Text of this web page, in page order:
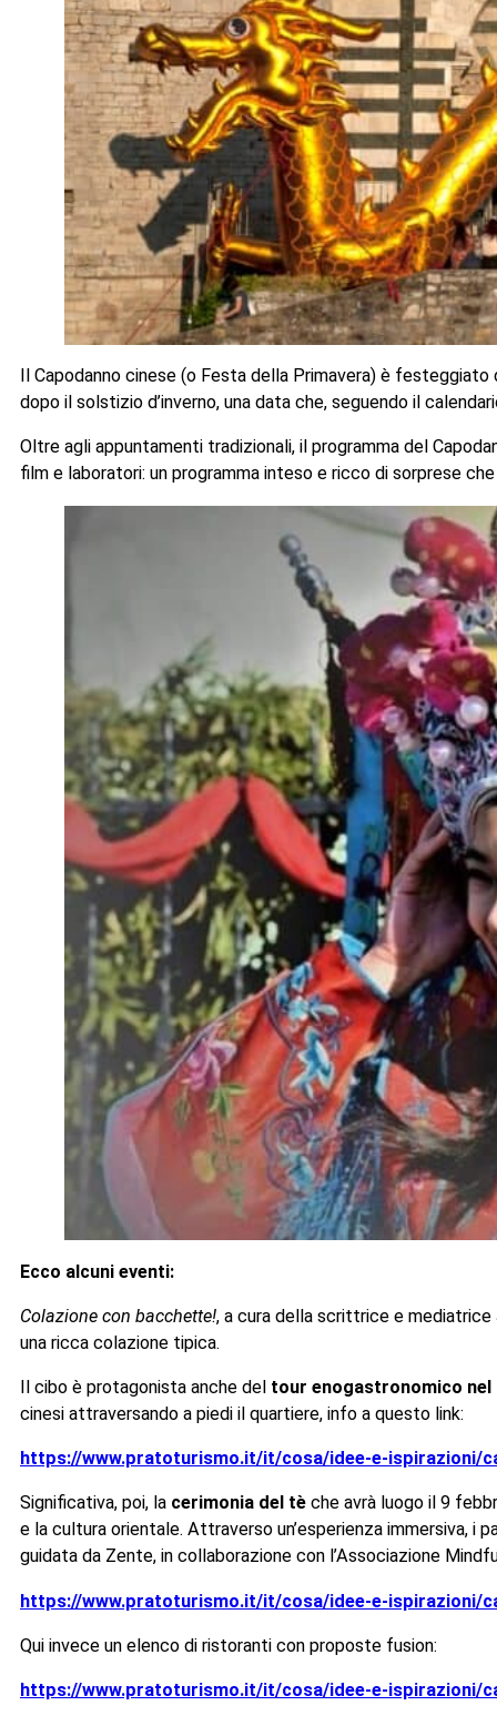
Il Capodanno cinese (o Festa della Primavera) è
dopo il solstizio d’inverno, una data che, seguendo il
Oltre agli appuntamenti tradizionali, il programma del
film e laboratori: un programma inteso e ricco di sorprese
Ecco alcuni eventi:
Colazione con bacchette!, a cura della scrittrice e mediatrice
una ricca colazione tipica.
Il cibo è protagonista anche del tour enogastronomico
cinesi attraversando a piedi il quartiere, info a questo link:
https://www.pratoturismo.it/it/cosa/idee-e-ispirazioni/
Significativa, poi, la cerimonia del tè che avrà luogo il 9
e la cultura orientale. Attraverso un’esperienza immersiva, i
guidata da Zente, in collaborazione con l’Associazione
https://www.pratoturismo.it/it/cosa/idee-e-ispirazioni/
Qui invece un elenco di ristoranti con proposte fusion:
https://www.pratoturismo.it/it/cosa/idee-e-ispirazioni/